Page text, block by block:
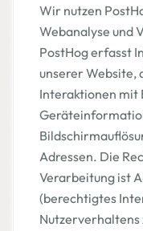
Wir nutzen
Webanalyse und
PostHog erfasst
unserer
Interaktionen mit
Adressen. Die
Verarbeitung ist
(berechtigtes
Nutzerverhaltens